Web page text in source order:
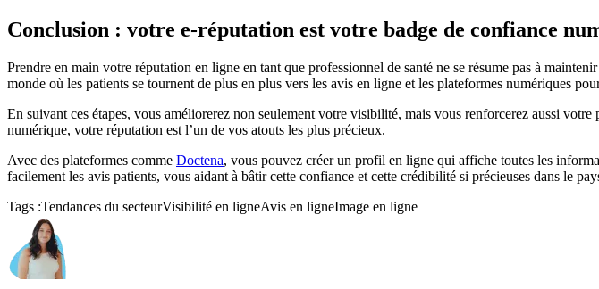
Conclusion : votre e-réputation est votre badge de confiance
Prendre en main votre réputation en ligne en tant que professionnel de santé ne se résume pas à
monde où les patients se tournent de plus en plus vers les avis en ligne et les plateformes numériques
En suivant ces étapes, vous améliorerez non seulement votre visibilité, mais vous renforcerez aussi
numérique, votre réputation est l’un de vos atouts les plus précieux.
Avec des plateformes comme Doctena, vous pouvez créer un profil en ligne qui affiche toutes les
facilement les avis patients, vous aidant à bâtir cette confiance et cette crédibilité si précieuses dans le
Tags :Tendances du secteurVisibilité en ligneAvis en ligneImage en ligne